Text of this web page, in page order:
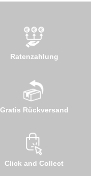
Ratenzahlung
Gratis Rückversand
Click and Collect